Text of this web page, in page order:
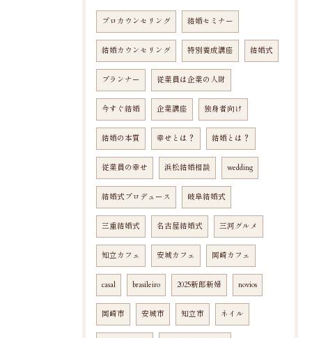
プロカウンセリング 結婚セミナー
結婚カウンセリング 特別養成講座 結婚式
プランナー 従業員は企業の人財
今すぐ結婚 企業講座 独身者向け
結婚の本質 幸せとは？ 結婚とは？
従業員の幸せ 浜松結婚相談 wedding
結婚式プロデュース 岐阜結婚式
三重結婚式 名古屋結婚式 三河グルメ
知立カフェ 安城カフェ 岡崎カフェ
casal brasileiro 2025新郎新婦 novios
岡崎市 安城市 知立市 ネイル